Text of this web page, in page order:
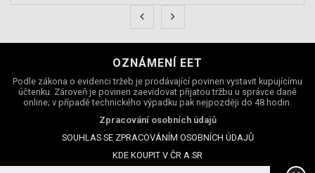
OZNÁMENÍ EET
Podle zákona o evidenci tržeb je prodávající povinen vystavit kupujícímu
účtenku. Zároveň je povinen zaevidovat přijatou tržbu u správce daně
online; v případě technického výpadku pak nejpozději do 48 hodin.
Zpracování osobních údajů
SOUHLAS SE ZPRACOVÁNÍM OSOBNÍCH ÚDAJŮ
KDE KOUPIT V ČR A SR